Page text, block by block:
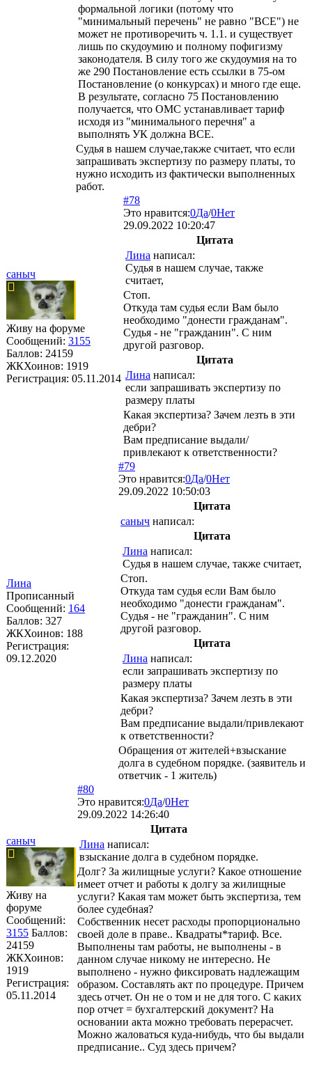
формальной логики (потому что
"минимальный перечень" не равно "ВСЕ") не
может не противоречить ч. 1.1. и существует
лишь по скудоумию и полному пофигизму
законодателя. В силу того же скудоумия на то
же 290 Постановление есть ссылки в 75-ом
Постановление (о конкурсах) и много где еще.
В результате, согласно 75 Постановлению
получается, что ОМС устанавливает тариф
исходя из "минимального перечня" а
выполнять УК должна ВСЕ.
Судья в нашем случае,также считает, что если
запрашивать экспертизу по размеру платы, то
нужно исходить из фактически выполненных
работ.
саныч
Живу на форуме
Сообщений: 3155
Баллов: 24159
ЖКХоинов: 1919
Регистрация: 05.11.2014
#78
Это нравится:0Да/0Нет
29.09.2022 10:20:47
Цитата
Лина написал:
Судья в нашем случае, также
считает,
Стоп.
Откуда там судья если Вам было
необходимо "донести гражданам".
Судья - не "гражданин". С ним
другой разговор.
Цитата
Лина написал:
если запрашивать экспертизу по
размеру платы
Какая экспертиза? Зачем лезть в эти
дебри?
Вам предписание выдали/
привлекают к ответственности?
Лина
Прописанный
Сообщений: 164
Баллов: 327
ЖКХоинов: 188
Регистрация:
09.12.2020
#79
Это нравится:0Да/0Нет
29.09.2022 10:50:03
Цитата
саныч написал:
Цитата
Лина написал:
Судья в нашем случае, также считает,
Стоп.
Откуда там судья если Вам было
необходимо "донести гражданам".
Судья - не "гражданин". С ним
другой разговор.
Цитата
Лина написал:
если запрашивать экспертизу по
размеру платы
Какая экспертиза? Зачем лезть в эти
дебри?
Вам предписание выдали/привлекают
к ответственности?
Обращения от жителей+взыскание
долга в судебном порядке. (заявитель и
ответчик - 1 житель)
саныч
Живу на
форуме
Сообщений:
3155 Баллов:
24159
ЖКХоинов:
1919
Регистрация:
05.11.2014
#80
Это нравится:0Да/0Нет
29.09.2022 14:26:40
Цитата
Лина написал:
взыскание долга в судебном порядке.
Долг? За жилищные услуги? Какое отношение
имеет отчет и работы к долгу за жилищные
услуги? Какая там может быть экспертиза, тем
более судебная?
Собственник несет расходы пропорционально
своей доле в праве.. Квадраты*тариф. Все.
Выполнены там работы, не выполнены - в
данном случае никому не интересно. Не
выполнено - нужно фиксировать надлежащим
образом. Составлять акт по процедуре. Причем
здесь отчет. Он не о том и не для того. С каких
пор отчет = бухгалтерский документ? На
основании акта можно требовать перерасчет.
Можно жаловаться куда-нибудь, что бы выдали
предписание.. Суд здесь причем?